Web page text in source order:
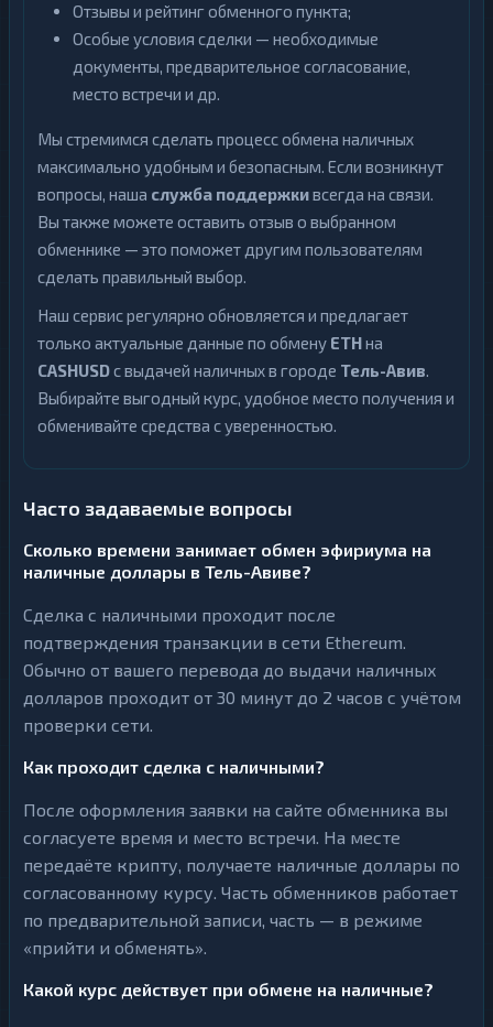
Отзывы и рейтинг обменного пункта;
Особые условия сделки — необходимые
документы, предварительное согласование,
место встречи и др.
Мы стремимся сделать процесс обмена наличных
максимально удобным и безопасным. Если возникнут
вопросы, наша служба поддержкивсегда на связи.
Вы также можете оставить отзыв о выбранном
обменнике — это поможет другим пользователям
сделать правильный выбор.
Наш сервис регулярно обновляется и предлагает
только актуальные данные по обмену ETHна
CASHUSDс выдачей наличных в городе Тель-Авив.
Выбирайте выгодный курс, удобное место получения и
обменивайте средства с уверенностью.
Часто задаваемые вопросы
Сколько времени занимает обмен эфириума на
наличные доллары в Тель-Авиве?
Сделка с наличными проходит после
подтверждения транзакции в сети Ethereum.
Обычно от вашего перевода до выдачи наличных
долларов проходит от 30 минут до 2 часов с учётом
проверки сети.
Как проходит сделка с наличными?
После оформления заявки на сайте обменника вы
согласуете время и место встречи. На месте
передаёте крипту, получаете наличные доллары по
согласованному курсу. Часть обменников работает
по предварительной записи, часть — в режиме
«прийти и обменять».
Какой курс действует при обмене на наличные?